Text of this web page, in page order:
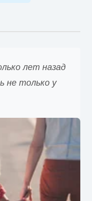
лет назад
не только у